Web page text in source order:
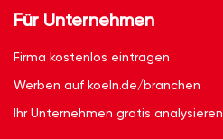
Für Unternehmen
Firma kostenlos eintragen
Werben auf koeln.de/branchen
Ihr Unternehmen gratis analysieren